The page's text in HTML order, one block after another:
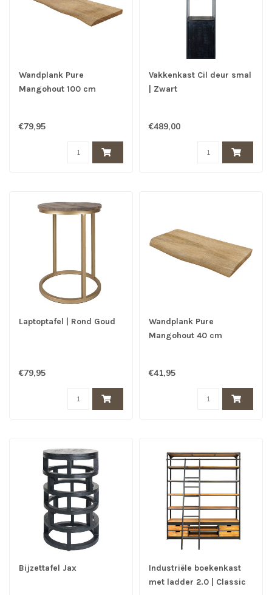
Wandplank Pure
Mangohout 100 cm
€79,95
Vakkenkast Cil deur smal
| Zwart
€489,00
Laptoptafel | Rond Goud
€79,95
Wandplank Pure
Mangohout 40 cm
€41,95
Bijzettafel Jax
Industriële boekenkast
met ladder 2.0 | Classic